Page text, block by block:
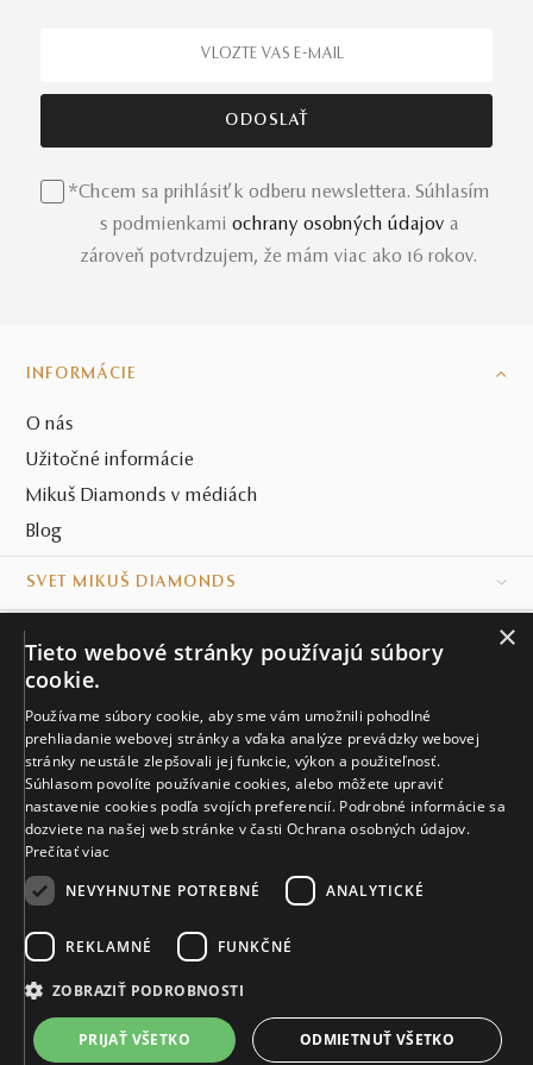
3 546 €
Vyrobíme a doručíme do 21 dní
VIAC INFO
*Chcem sa prihlásiť k odberu newslettera. Súhlasím
s podmienkami ochrany osobných údajov a
zároveň potvrdzujem, že mám viac ako 16 rokov.
INFORMÁCIE
O nás
Užitočné informácie
Mikuš Diamonds v médiách
Blog
SVET MIKUŠ DIAMONDS
KONTAKT
Naše klenotníctva
Sídlo spoločnosti
© MIKUŠ DIAMONDS, A.S. 2026. VŠETKY PRÁVA VYHRADENÉ.
×
Tieto webové stránky používajú súbory
cookie.
Používame súbory cookie, aby sme vám umožnili pohodlné
prehliadanie webovej stránky a vďaka analýze prevádzky webovej
stránky neustále zlepšovali jej funkcie, výkon a použiteľnosť.
Súhlasom povolíte používanie cookies, alebo môžete upraviť
nastavenie cookies podľa svojích preferencií. Podrobné informácie sa
dozviete na našej web stránke v časti Ochrana osobných údajov.
Prečítať viac
NEVYHNUTNE POTREBNÉ
ANALYTICKÉ
REKLAMNÉ FUNKČNÉ
ZOBRAZIŤ PODROBNOSTI
PRIJAŤ VŠETKO ODMIETNUŤ VŠETKO